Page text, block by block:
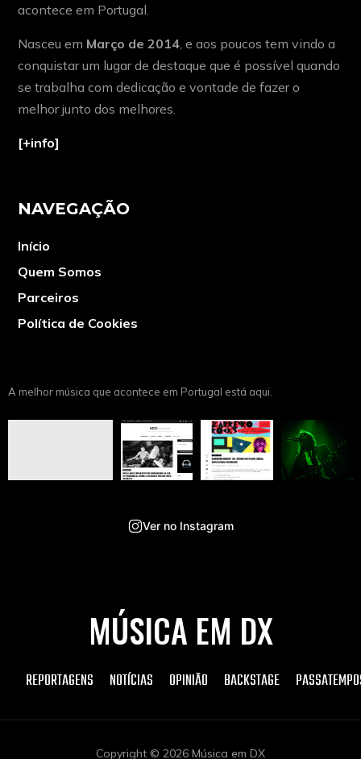
acontece em Portugal.
Nasceu em Março de 2014 , e aos poucos tem vindo a
conquistar um lugar de destaque que é possível quando
se trabalha com dedicação e vontade de fazer o
melhor junto dos melhores.
[+info]
NAVEGAÇÃO
Início
Quem Somos
Parceiros
Política de Cookies
A melhor música que acontece em Portugal está aqui.
Ver no Instagram
MÚSICA EM DX
REPORTAGENS NOTÍCIAS OPINIÃO BACKSTAGE
Copyright © 2026 Música em DX